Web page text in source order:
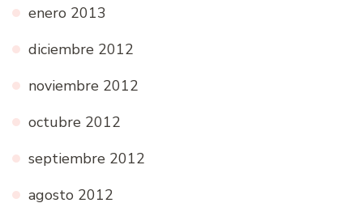
enero 2013
diciembre 2012
noviembre 2012
octubre 2012
septiembre 2012
agosto 2012